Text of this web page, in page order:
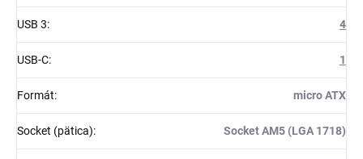
USB 3: 4
USB-C: 1
Formát: micro ATX
Socket (pätica): Socket AM5 (LGA 1718)